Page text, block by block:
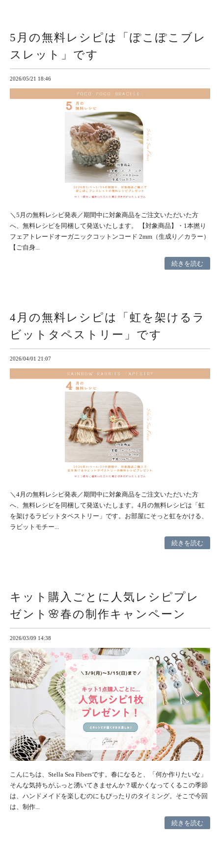
5月の無料レシピは「ぽこぽこブレ
スレット」です
2026/05/21 18:46
＼5月の無料レシピ発表／期間中に対象商品をご注文いただいた方
へ、無料レシピを同梱して発送いたします。 【対象商品】・1本撚り
フェアトレードオーガニックコットンコード 2mm（生成り／カラー）
【ご自身...
続きを読む
4月の無料レシピは「虹を架けるラ
ビットタペストリー」です
2026/04/01 21:07
＼4月の無料レシピ発表／期間中に対象商品をご注文いただいた方
へ、無料レシピを同梱して発送いたします。4月の無料レシピは「虹
を架けるラビットタペストリー」です。お部屋にそっと虹をかける、
ラビットモチー...
続きを読む
キット購入ごとに人気レシピプレ
ゼント🌸春の制作キャンペーン
2026/03/09 14:38
こんにちは、Stella Sea Fibersです。春になると、「何か作りたいな」
そんな気持ちがふっと湧いてきませんか？暖かくなってくるこの季節
は、ハンドメイドを楽しむのにもぴったりのタイミング。そこで今回
は、制作...
続きを読む